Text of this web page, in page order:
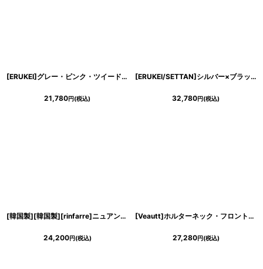
[ERUKEI]グレー・ピンク・ツイード・ネックパール・ノースリーブ・フレア・Aライン・ミニドレス・ワンピース[送料無料]
21,780円(税込)
[ERUKEI/SETTAN]シルバー×ブラック・ベージュ×ブラック・Vネック・刺繍・レース・Aライン・ミディアムドレス・ワンピース[送料無料]
32,780円(税込)
[韓国製][韓国製][rinfarre]ニュアンスカラー・半袖・オフショルダー・スリット・シンプル・無地・タイト・ロングドレス・ワンピース[山崎みどり着用][送料無料]myld
24,200円(税込)
[Veautt]ホルターネック・フロントシアーデザイン・ビジューチェーン・タイトミディアムドレス《送料＆代引き手数料無料》
27,280円(税込)
エレガンスをひとさじー
エット。 夏の視線を独り占めする「夏の主役ラップロングドレス」